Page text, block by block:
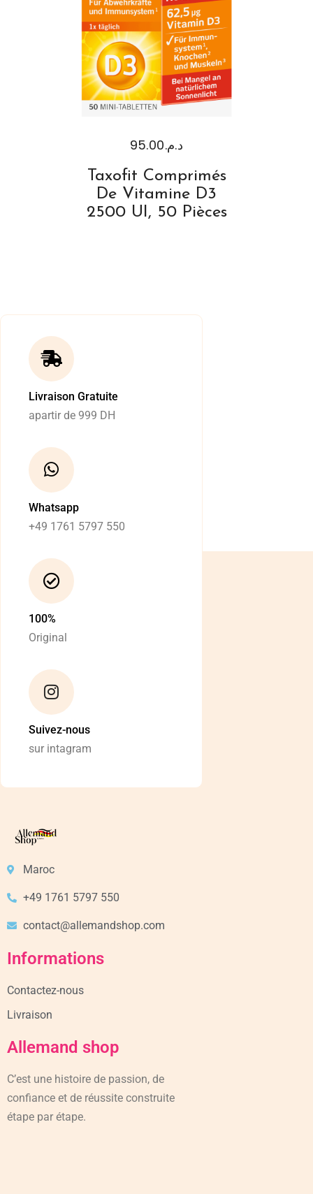
د.م.95.00
Taxofit Comprimés
De Vitamine D3
2500 UI, 50 Pièces
Livraison Gratuite
apartir de 999 DH
Whatsapp
+49 1761 5797 550
100%
Original
Suivez-nous
sur intagram
Maroc
+49 1761 5797 550
contact@allemandshop.com
Informations
Contactez-nous
Livraison
Allemand shop
C’est une histoire de passion, de
confiance et de réussite construite
étape par étape.